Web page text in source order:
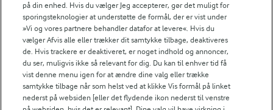
25 MIN
Sprøde majs fritters
(8)
2 TIMER 25 MIN
Fyldte
majspandekager med
kylling
(47)
på din enhed. Hvis du vælger Jeg accepterer, gør det muligt for
sporingsteknologier at understøtte de formål, der er vist under
»Vi og vores partnere behandler datafor at levere«. Hvis du
vælger Afvis alle eller trækker dit samtykke tilbage, deaktiveres
de. Hvis trackere er deaktiveret, er noget indhold og annoncer,
du ser, muligvis ikke så relevant for dig. Du kan til enhver tid få
vist denne menu igen for at ændre dine valg eller trække
samtykke tilbage når som helst ved at klikke Vis formål på linket
nederst på websiden [eller det flydende ikon nederst til venstre